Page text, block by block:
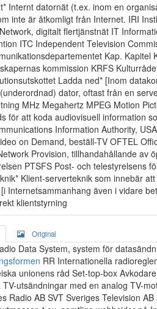
Internt datornät (t.ex. inom en
inte är åtkomligt från Internet. IRI
digitalt flertjänstnät IT
ITC Independent Television
Kap. Kapitel
kommission KRFS
Ladda ned* [Inom
dator, oftast från en
MHz Megahertz MPEG Motion
för att koda audiovisuell information
Information Authority,
on Demand, beställ-TV OFTEL
Provision, tillhandahållande av
PTSFS Post- och telestyrelsens
Klient-serverteknik som innebär
Internetsammanhang även i vidare
klientstyrning
Original
Data System, system för
RR Internationella
unionens råd Set-top-box
TV-utsändningar med en analog TV-
Radio AB SVT Sveriges Television